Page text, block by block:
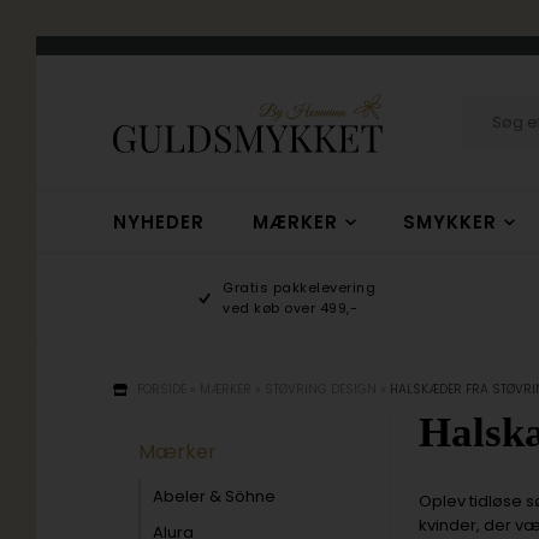
NYHEDER MÆRKER SMYKKER
Gratis pakkelevering
ved køb over 499,-
HALSKÆDER FRA
Mærker
Abeler & Söhne
Alura
Oplev tidløse
kvinder, der